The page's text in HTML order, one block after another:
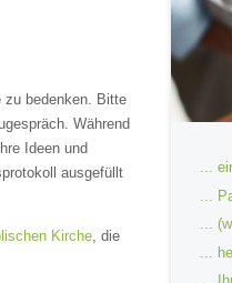
zu bedenken. Bitte
Während
Ideen und
ausgefüllt
Kirche, die
...
...
...
...